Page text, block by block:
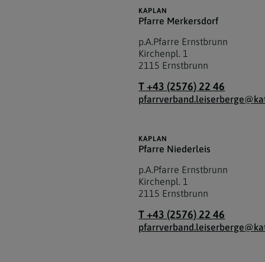
KAPLAN
Pfarre Merkersdorf
p.A.Pfarre Ernstbrunn
Kirchenpl. 1
2115 Ernstbrunn
T +43 (2576) 22 46
KAPLAN
Pfarre Niederleis
p.A.Pfarre Ernstbrunn
Kirchenpl. 1
2115 Ernstbrunn
T +43 (2576) 22 46